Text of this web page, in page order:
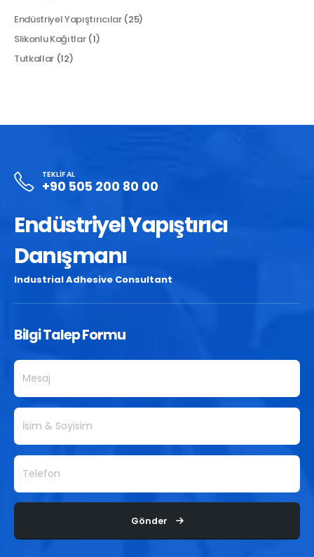
Endüstriyel Yapıştırıcılar(25)
Slikonlu Kağıtlar(1)
Tutkallar (12)
TEKLIF AL
+90 505 200 80 00
Endüstriyel Yapıştırıcı
Danışmanı
Industrial Adhesive Consultant
Bilgi Talep Formu
Gönder